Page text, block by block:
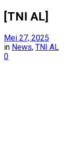
[TNI AL]
Mei 27, 2025
in News, TNI AL
0